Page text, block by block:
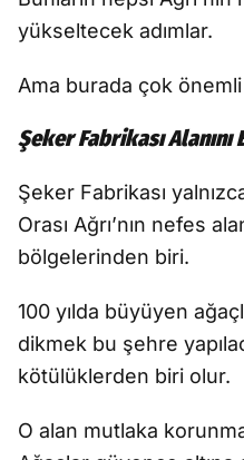
yükseltecek adımlar.
Ama burada çok
Şeker Fabrikası
Şeker Fabrikası
Orası Ağrı’nın nefes
bölgelerinden biri.
100 yılda büyüyen
dikmek bu şehre
kötülüklerden biri olur.
O alan mutlaka